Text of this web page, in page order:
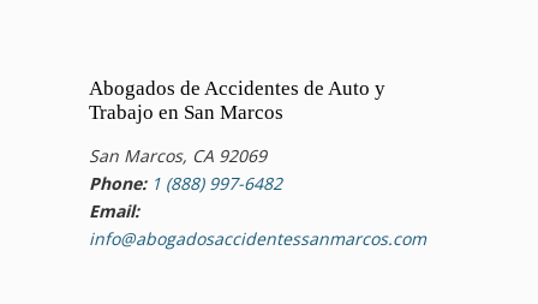
Abogados de Accidentes de Auto y
Trabajo en San Marcos
San Marcos, CA 92069
Phone: 1 (888) 997-6482
Email:
info@abogadosaccidentessanmarcos.com